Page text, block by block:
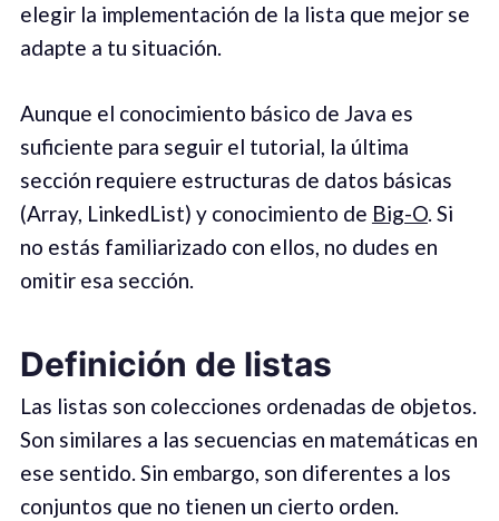
elegir la implementación de la lista que mejor se
adapte a tu situación.
Aunque el conocimiento básico de Java es
suficiente para seguir el tutorial, la última
sección requiere estructuras de datos básicas
(Array, LinkedList) y conocimiento de Big-O. Si
no estás familiarizado con ellos, no dudes en
omitir esa sección.
Definición de listas
Las listas son colecciones ordenadas de objetos.
Son similares a las secuencias en matemáticas en
ese sentido. Sin embargo, son diferentes a los
conjuntos que no tienen un cierto orden.